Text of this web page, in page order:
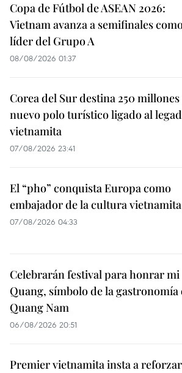
Copa de Fútbol de ASEAN 2026:
Vietnam avanza a semifinales
líder del Grupo A
08/08/2026 01:37
Corea del Sur destina 250 millones
nuevo polo turístico ligado al
vietnamita
07/08/2026 23:41
El “pho” conquista Europa como
embajador de la cultura vietnamita
07/08/2026 04:33
Celebrarán festival para honrar mi
Quang, símbolo de la gastronomía
Quang Nam
06/08/2026 20:51
Premier vietnamita insta a